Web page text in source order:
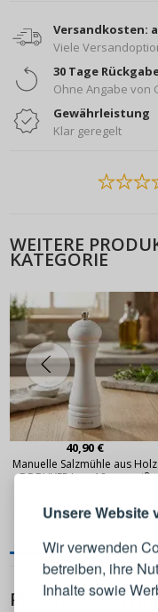
Unsere Website
Wir verwenden
betreiben, ihre
Inhalte sowie
Versandkosten:
Viele
30 Tage
Ohne Angabe von
Gewährleistung
Klar geregelt
WEITERE
KATEGORIE
40,90 €
Manuelle Salzmühle aus Holz
DE BUYER Java 18 cm weiß
IN DEN WARENKORB
Melden
E-Mail-